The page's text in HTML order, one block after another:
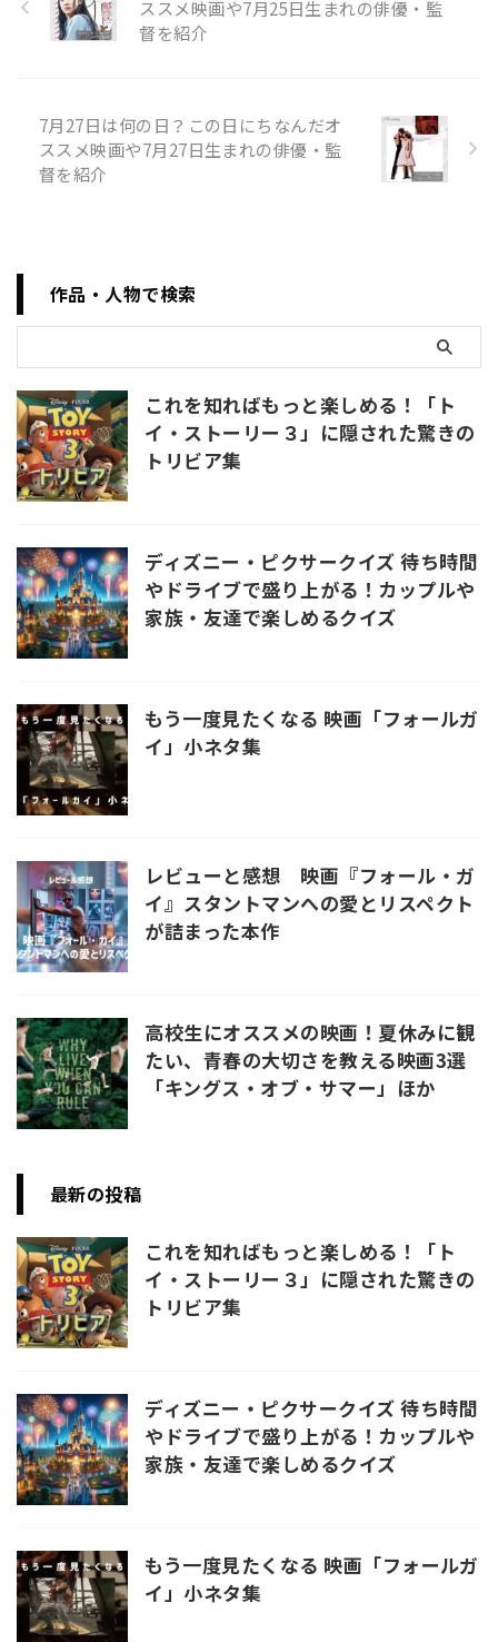
です。この日が「地名の日」と
定められたのは、アイヌ語地名
に関する研究や、地名が持つ歴
史的・文化的価値に注目を集
め、地名学に対する理解と関心
を深めることを目的として制定
ススメ映画や7月25日生まれの俳優・監
督を紹介
7月27日は何の日？この日にちなんだオ
ススメ映画や7月27日生まれの俳優・監
督を紹介
作品・人物で検索
これを知ればもっと楽しめる！「ト
イ・ストーリー３」に隠された驚きの
トリビア集
ディズニー・ピクサークイズ 待ち時間
やドライブで盛り上がる！カップルや
家族・友達で楽しめるクイズ
もう一度見たくなる 映画「フォールガ
イ」小ネタ集
レビューと感想 映画『フォール・ガ
イ』スタントマンへの愛とリスペクト
が詰まった本作
高校生にオススメの映画！夏休みに観
たい、青春の大切さを教える映画3選
「キングス・オブ・サマー」ほか
最新の投稿
これを知ればもっと楽しめる！「ト
イ・ストーリー３」に隠された驚きの
トリビア集
ディズニー・ピクサークイズ 待ち時間
やドライブで盛り上がる！カップルや
家族・友達で楽しめるクイズ
もう一度見たくなる 映画「フォールガ
イ」小ネタ集